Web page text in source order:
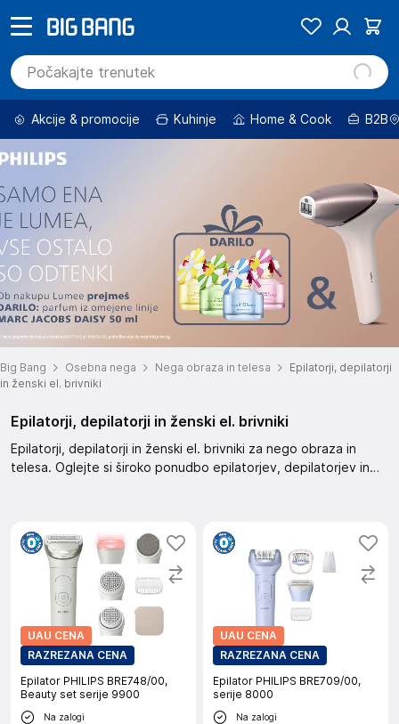
Akcije & promocije Kuhinje Home & Cook B2B
Big Bang Osebna nega Nega obraza in telesa
Epilatorji, depilatorji
in ženski el. brivniki
Epilatorji, depilatorji in ženski el. brivniki
Epilatorji, depilatorji in ženski el. brivniki za nego obraza in
telesa. Oglejte si široko ponudbo epilatorjev, depilatorjev in
UAU CENA
RAZREZANA CENA
Epilator PHILIPS BRE748/00,
Beauty set serije 9900
Na zalogi
UAU CENA
RAZREZANA CENA
Epilator PHILIPS BRE709/00,
serije 8000
Na zalogi